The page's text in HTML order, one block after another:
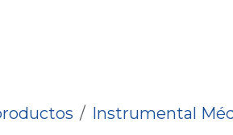
Instrumental